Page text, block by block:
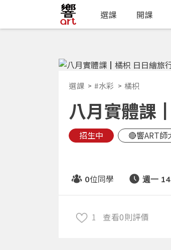
選課 開課
選課 #水彩 橘枳
八月實體課
招生中 🔴響ART師
0位同學 週一
1 查看0則評價